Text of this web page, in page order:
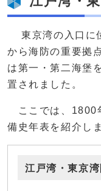
東京湾の入口に
から海防の重要拠
は第一・第二海堡
置されました。
ここでは、1800
備史年表を紹介し
江戸湾・東京